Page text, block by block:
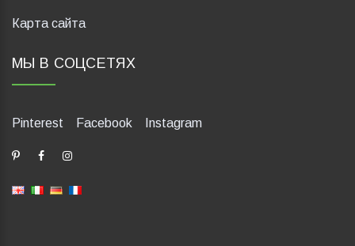
Карта сайта
МЫ В СОЦСЕТЯХ
Pinterest Facebook Instagram